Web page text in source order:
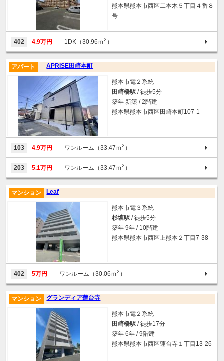
熊本県熊本市西区二本木５丁目４番８
号
402 4.9万円 1DK（30.96ｍ2 ）
APRISE田崎本町
アパート
熊本市電２系統
田崎橋駅 / 徒歩5分
築年 新築 / 2階建
熊本県熊本市西区田崎本町107-1
103 4.9万円 ワンルーム（33.47ｍ2 ）
203 5.1万円 ワンルーム（33.47ｍ2 ）
Leaf
マンション
熊本市電３系統
杉塘駅 / 徒歩5分
築年 9年 / 10階建
熊本県熊本市西区上熊本２丁目7-38
402 5万円 ワンルーム（30.06ｍ2 ）
グランディア蓮台寺
マンション
熊本市電２系統
田崎橋駅 / 徒歩17分
築年 6年 / 9階建
熊本県熊本市西区蓮台寺１丁目13-26